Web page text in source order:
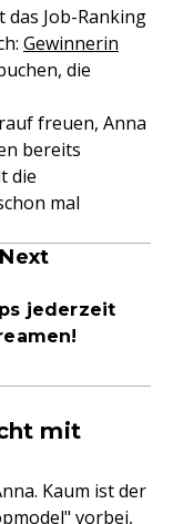
Job-Ranking
Gewinnerin
die
freuen, Anna
bereits
die
mal
jederzeit
mit
Kaum ist der
vorbei,